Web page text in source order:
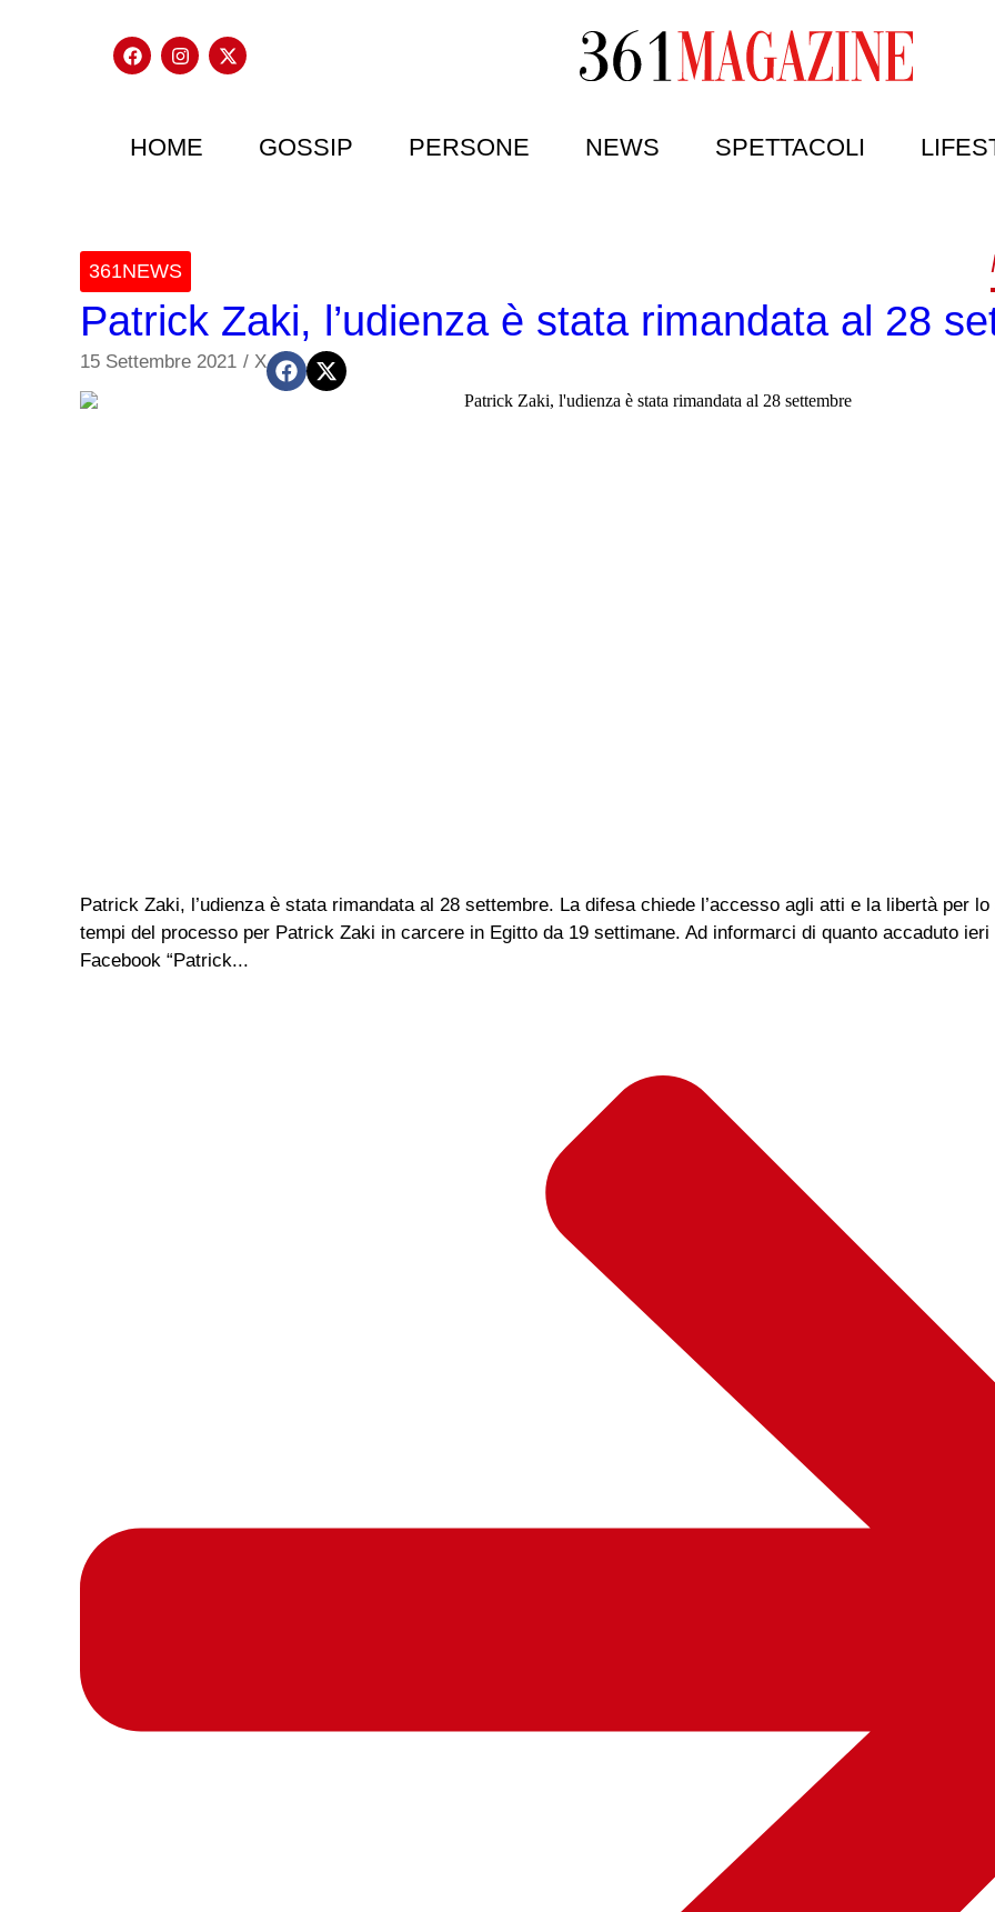
HOME GOSSIP PERSONE NEWS SPETTACOLI
361NEWS
Patrick Zaki, l’udienza è stata rimandata al 28
15 Settembre 2021 / X
Patrick Zaki, l’udienza è stata rimandata al 28 settembre. La difesa chiede l’accesso agli atti e la libertà per
tempi del processo per Patrick Zaki in carcere in Egitto da 19 settimane. Ad informarci di quanto accaduto ieri
Facebook “Patrick...